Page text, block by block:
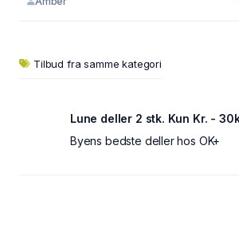
Tilbud fra samme kategori
Lune deller 2 stk. Kun Kr. -
Byens bedste deller hos OK+